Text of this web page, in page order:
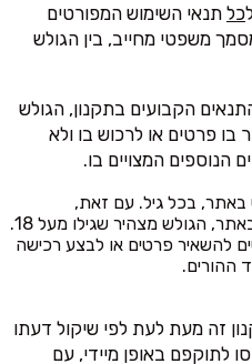
כל תנאי השימוש המפורטים
משפטי מחייב, בין הגולש
הקבועים בתקנון, הגולש
פרטים או לרכוש בו ולא
הנוספים המצויים בו.
באתר, בכל גיל. עם זאת,
בהשארת פרטים או רכישה באתר, הגולש מצהיר שגילו מעל 18.
להשאיר פרטים או לבצע רכישה
ההורים.
זה מעת לעת לפי שיקול דעתו
לתוקפם באופן מיידי, עם